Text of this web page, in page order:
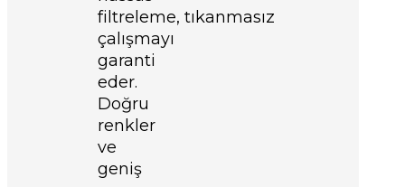
filtreleme, tıkanmasız
çalışmayı
garanti
eder.
Doğru
renkler
ve
geniş